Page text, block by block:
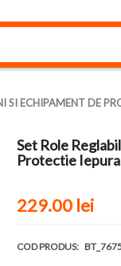
SI ECHIPAMENT DE
Set Role
Protectie
229.00 lei
COD PRODUS: